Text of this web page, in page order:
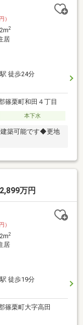
）
2
居
徒歩24分
篠栗町和田４丁目
本下水
建築可能です◆更地
万円
）
2
居
徒歩19分
篠栗町大字高田